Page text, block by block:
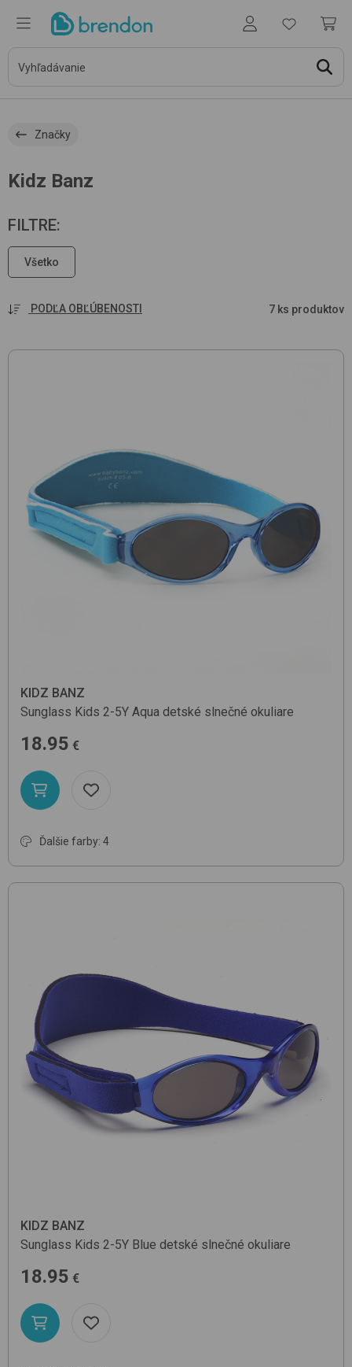
Značky
Kidz Banz
FILTRE:
Všetko
PODĽA OBĽÚBENOSTI 7 ks produktov
KIDZ BANZ
Sunglass Kids 2-5Y Aqua detské slnečné okuliare
18.95 €
Ďalšie farby: 4
KIDZ BANZ
Sunglass Kids 2-5Y Blue detské slnečné okuliare
18.95 €